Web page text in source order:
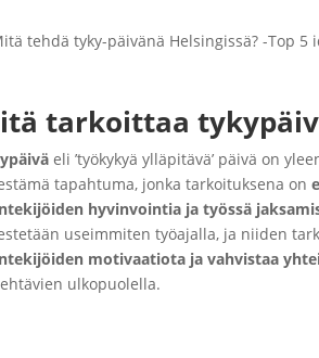
tarkoittaa
eli ’työkykyä ylläpitävä’ päivä on
tapahtuma, jonka tarkoituksena on
hyvinvointia ja työssä
useimmiten työajalla, ja niiden
motivaatiota ja vahvistaa
ulkopuolella.